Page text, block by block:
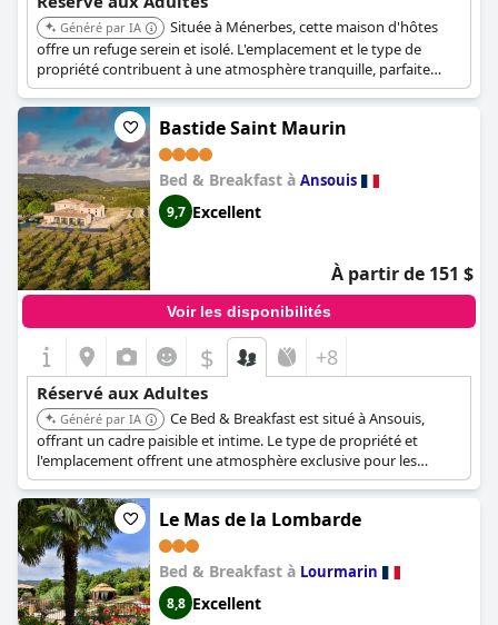
Généré par IA
Située à Ménerbes, cette maison d'hôtes
offre un refuge serein et isolé. L'emplacement et le type de
propriété contribuent à une atmosphère tranquille, parfaite
pour les adultes en quête de relaxation.
Bastide Saint Maurin
Bed & Breakfast à Ansouis
9,7 Excellent
À partir de 151 $
Voir les disponibilités
$ +8
Réservé aux Adultes
Généré par IA
Ce Bed & Breakfast est situé à Ansouis,
offrant un cadre paisible et intime. Le type de propriété et
l'emplacement offrent une atmosphère exclusive pour les
adultes.
Le Mas de la Lombarde
Bed & Breakfast à Lourmarin
8,8 Excellent